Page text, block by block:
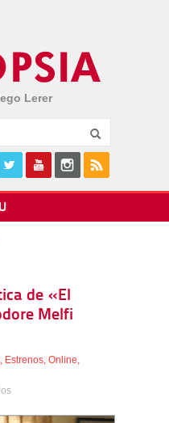
Lerer
de «El
Melfi
, Estrenos, Online,